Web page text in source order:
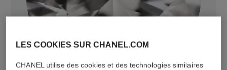
diamants
50 diamants taille brillant totalisant 1,67 carats
LES COOKIES SUR CHANEL.COM
CHANEL utilise des cookies et des technologies similaires